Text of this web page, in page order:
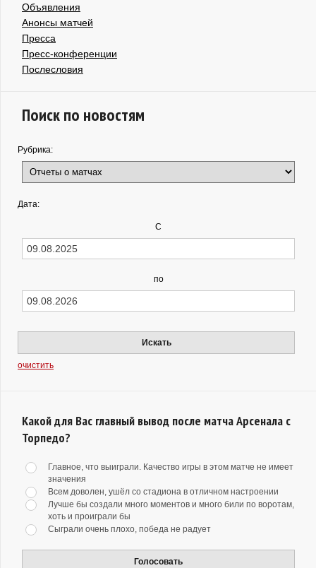
Объявления
Анонсы матчей
Пресса
Пресс-конференции
Послесловия
Поиск по новостям
Рубрика:
Дата:
С
по
Искать
очистить
Какой для Вас главный вывод после матча Арсенала с
Торпедо?
Главное, что выиграли. Качество игры в этом матче не имеет
значения
Всем доволен, ушёл со стадиона в отличном настроении
Лучше бы создали много моментов и много били по воротам,
хоть и проиграли бы
Сыграли очень плохо, победа не радует
Голосовать